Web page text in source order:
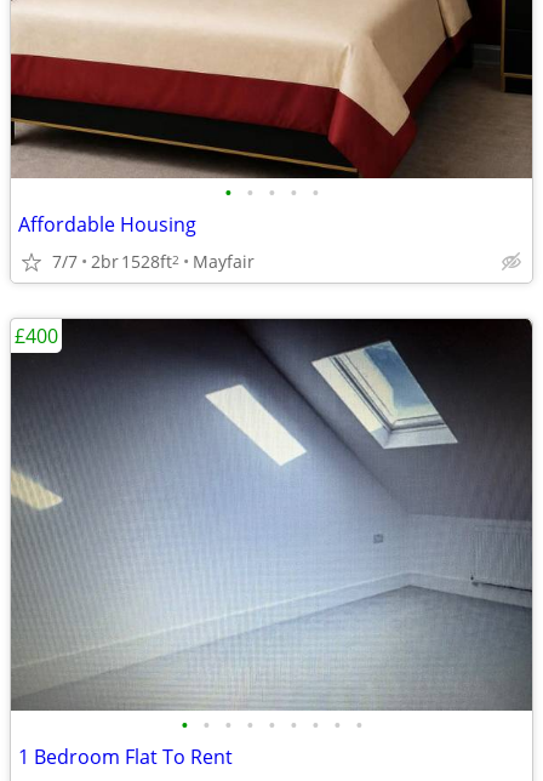
• • • • •
Affordable Housing
7/7 2br1528ft2 Mayfair
• • • • • • • • •
1 Bedroom Flat To Rent
£400